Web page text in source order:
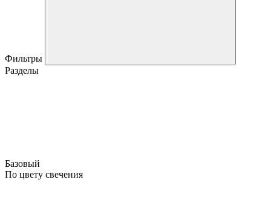
Фильтры
Разделы
Базовый
По цвету свечения